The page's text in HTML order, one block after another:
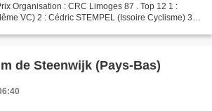
Organisation : CRC Limoges 87 . Top 12 1 :
VC) 2 : Cédric STEMPEL (Issoire Cyclisme) 3 :
Ce soir, critérium de Steenwijk (Pays-Bas)